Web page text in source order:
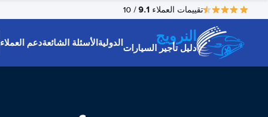
تقييمات العملاء 9.1
/ 10
النرويج
دليل تأجير السياراتالدوليةالأسئلة الشائعةدعم العملاء